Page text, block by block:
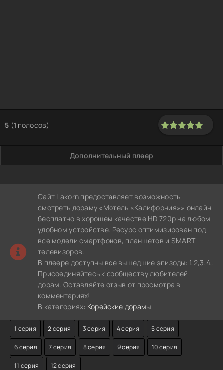
5 (1 голосов)
Дополнительный плеер
Сайт Lakorn предоставляет возможность
смотреть дораму «Мотель «Калифорния»» онлайн
бесплатно в хорошем качестве HD 720p на любом
удобном устройстве. Ресурс оптимизирован под
все модели смартфонов, планшетов и SMART
телевизоров.
В плеере доступны все вышедшие эпизоды:
Присоединяйтесь к сообществу любителей
дорам. Оставляйте отзыв от просмотра в
комментариях!
В категориях: Корейские дорамы
1 серия 2 серия 3 серия 4 серия 5 серия
6 серия 7 серия 8 серия 9 серия 10 серия
11 серия 12 серия